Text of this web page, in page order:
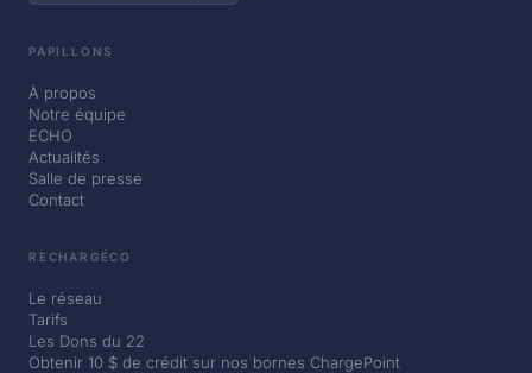
PAPILLONS
À propos
Notre équipe
ECHO
Actualités
Salle de presse
Contact
RECHARGÉCO
Le réseau
Tarifs
Les Dons du 22
Obtenir 10 $ de crédit sur nos bornes ChargePoint